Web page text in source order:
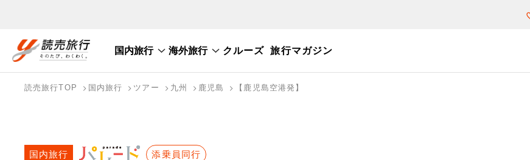
国内旅行 海外旅行 クルーズ 旅行マガジン
国内旅行トップ
海外旅行トップ
読売旅行TOP 国内旅行 ツアー 九州 鹿児島 【鹿児島空港発】
国内旅行 添乗員同行